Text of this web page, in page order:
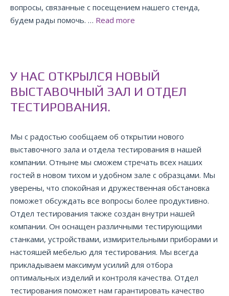
вопросы, связанные с посещением нашего стенда,
будем рады помочь. … Read more
У НАС ОТКРЫЛСЯ НОВЫЙ
ВЫСТАВОЧНЫЙ ЗАЛ И ОТДЕЛ
ТЕСТИРОВАНИЯ.
Мы с радостью сообщаем об открытии нового
выставочного зала и отдела тестирования в нашей
компании. Отныне мы сможем стречать всех наших
гостей в новом тихом и удобном зале с образцами. Мы
уверены, что спокойная и дружественная обстановка
поможет обсуждать все вопросы более продуктивно.
Отдел тестирования также создан внутри нашей
компании. Он оснащен различными тестирующими
станками, устройствами, измирительными приборами и
настояшей мебелью для тестирования. Мы всегда
прикладываем максимум усилий для отбора
оптимальных изделий и контроля качества. Отдел
тестирования поможет нам гарантировать качество